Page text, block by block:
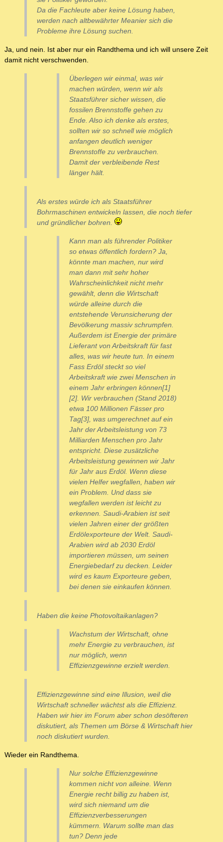
Da die Fachleute aber keine Lösung haben,
werden nach altbewährter Meanier sich die
Probleme ihre Lösung suchen.
Ja, und nein. Ist aber nur ein Randthema und ich will unsere Zeit
damit nicht verschwenden.
Überlegen wir einmal, was wir
machen würden, wenn wir als
Staatsführer sicher wissen, die
fossilen Brennstoffe gehen zu
Ende. Also ich denke als erstes,
sollten wir so schnell wie möglich
anfangen deutlich weniger
Brennstoffe zu verbrauchen.
Damit der verbleibende Rest
länger hält.
Als erstes würde ich als Staatsführer
Bohrmaschinen entwickeln lassen, die noch tiefer
und gründlicher bohren.
Kann man als führender Politiker
so etwas öffentlich fordern? Ja,
könnte man machen, nur wird
man dann mit sehr hoher
Wahrscheinlichkeit nicht mehr
gewählt, denn die Wirtschaft
würde alleine durch die
entstehende Verunsicherung der
Bevölkerung massiv schrumpfen.
Außerdem ist Energie der primäre
Lieferant von Arbeitskraft für fast
alles, was wir heute tun. In einem
Fass Erdöl steckt so viel
Arbeitskraft wie zwei Menschen in
einem Jahr erbringen können[1]
[2]. Wir verbrauchen (Stand 2018)
etwa 100 Millionen Fässer pro
Tag[3], was umgerechnet auf ein
Jahr der Arbeitsleistung von 73
Milliarden Menschen pro Jahr
entspricht. Diese zusätzliche
Arbeitsleistung gewinnen wir Jahr
für Jahr aus Erdöl. Wenn diese
vielen Helfer wegfallen, haben wir
ein Problem. Und dass sie
wegfallen werden ist leicht zu
erkennen. Saudi-Arabien ist seit
vielen Jahren einer der größten
Erdölexporteure der Welt. Saudi-
Arabien wird ab 2030 Erdöl
importieren müssen, um seinen
Energiebedarf zu decken. Leider
wird es kaum Exporteure geben,
bei denen sie einkaufen können.
Haben die keine Photovoltaikanlagen?
Wachstum der Wirtschaft, ohne
mehr Energie zu verbrauchen, ist
nur möglich, wenn
Effizienzgewinne erzielt werden.
Effizienzgewinne sind eine Illusion, weil die
Wirtschaft schneller wächtst als die Effizienz.
Haben wir hier im Forum aber schon desöfteren
diskutiert, als Themen um Börse & Wirtschaft hier
noch diskutiert wurden.
Wieder ein Randthema.
Nur solche Effizienzgewinne
kommen nicht von alleine. Wenn
Energie recht billig zu haben ist,
wird sich niemand um die
Effizienzverbesserungen
kümmern. Warum sollte man das
tun? Denn jede